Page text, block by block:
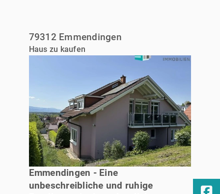
79312 Emmendingen
Haus zu kaufen
VERKAUFT
Emmendingen - Eine
unbeschreibliche und ruhige